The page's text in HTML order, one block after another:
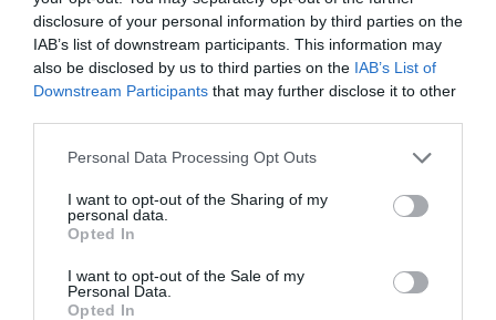
disclosure of your personal information by third parties on the
IAB’s list of downstream participants. This information may
also be disclosed by us to third parties on the IAB’s List of
Downstream Participants that may further disclose it to other
Personal Data Processing Opt Outs
I want to opt-out of the Sharing of my
personal data.
Opted In
I want to opt-out of the Sale of my
Personal Data.
Opted In
temps. C’est le principe des pays fondés sur la capitalisme.
Corporations rule !
RÉPONDRE
00 min
Toujours le canada a la houteur.
RÉPONDRE